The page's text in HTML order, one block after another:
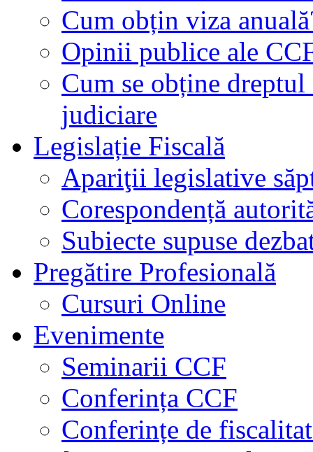
Cum obțin viza
Opinii publice ale
Cum se obține
judiciare
Legislație Fiscală
Apariţii legislative
Corespondență
Subiecte supuse
Pregătire Profesională
Cursuri Online
Evenimente
Seminarii CCF
Conferința CCF
Conferințe de